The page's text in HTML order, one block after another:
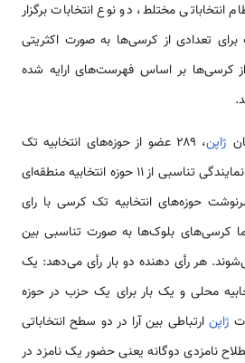
انتخاباتی مختلط، دو نوع انتخابات برگزار
تعدادی از کرسی‌ها به صورت اکثریتی
کرسی‌ها بر اساس فهرست‌های ارایه شده
ژاپن
، ۲۸۹ عضو از حوزه‌های انتخابیه تک
کرسی و ۱۷۶ عضو بر اساس نمایندگی تناسبی از ۱۱ حوزه انتخابیه منطقه‌ای
حوزه‌های انتخابیه تک کرسی با رای
کرسی‌های بلوک‌ها به صورت تناسبی بین
هر رأی دهنده دو بار رأی می‌دهد: یک
محلی و یک بار برای یک حزب در حوزه
ژاپن ارتباطی بین آرا در دو سطح انتخاباتی
نامزدی دوگانه یعنی حضور یک نامزد در